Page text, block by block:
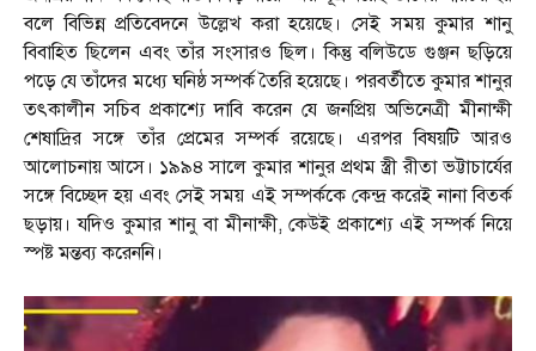
বলে বিভিন্ন প্রতিবেদনে উল্লেখ করা হয়েছে। সেই সময় কুমার শানু
বিবাহিত ছিলেন এবং তাঁর সংসারও ছিল। কিন্তু বলিউডে গুঞ্জন ছড়িয়ে
পড়ে যে তাঁদের মধ্যে ঘনিষ্ঠ সম্পর্ক তৈরি হয়েছে। পরবর্তীতে কুমার শানুর
তৎকালীন সচিব প্রকাশ্যে দাবি করেন যে জনপ্রিয় অভিনেত্রী মীনাক্ষী
শেষাদ্রির সঙ্গে তাঁর প্রেমের সম্পর্ক রয়েছে। এরপর বিষয়টি আরও
আলোচনায় আসে। ১৯৯৪ সালে কুমার শানুর প্রথম স্ত্রী রীতা ভট্টাচার্যের
সঙ্গে বিচ্ছেদ হয় এবং সেই সময় এই সম্পর্ককে কেন্দ্র করেই নানা বিতর্ক
ছড়ায়। যদিও কুমার শানু বা মীনাক্ষী, কেউই প্রকাশ্যে এই সম্পর্ক নিয়ে
স্পষ্ট মন্তব্য করেননি।